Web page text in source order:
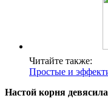
Читайте также:
Простые и
Настой корня девясила